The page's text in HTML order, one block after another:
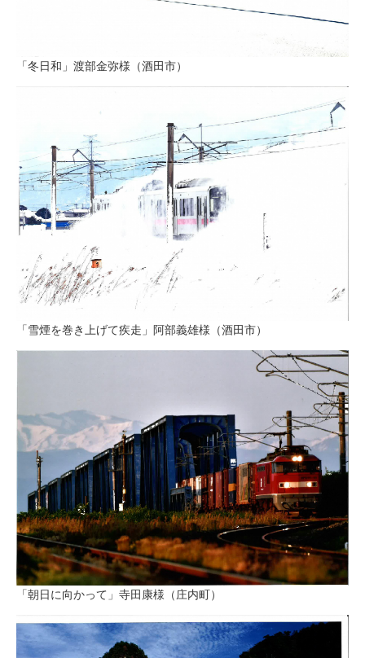
「冬日和」渡部金弥様（酒田市）
「雪煙を巻き上げて疾走」阿部義雄様（酒田市）
「朝日に向かって」寺田康様（庄内町）